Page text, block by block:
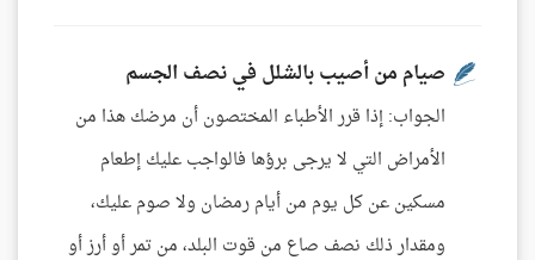
صيام من أصيب بالشلل في نصف الجسم
الجواب: إذا قرر الأطباء المختصون أن مرضك هذا من
الأمراض التي لا يرجى برؤها فالواجب عليك إطعام
مسكين عن كل يوم من أيام رمضان ولا صوم عليك،
ومقدار ذلك نصف صاع من قوت البلد، من تمر أو أرز أو